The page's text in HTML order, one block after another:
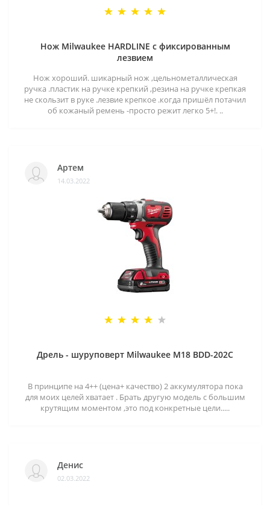
Нож Milwaukee HARDLINE с фиксированным
лезвием
Нож хороший. шикарный нож ,цельнометаллическая
ручка .пластик на ручке крепкий ,резина на ручке крепкая
не скользит в руке .лезвие крепкое .когда пришёл потачил
об кожаный ремень -просто режит легко 5+!. ..
Артем
14.03.2022
Дрель - шуруповерт Milwaukee M18 BDD-202C
В принципе на 4++ (цена+ качество) 2 аккумулятора пока
для моих целей хватает . Брать другую модель с большим
крутящим моментом ,это под конкретные цели.....
Денис
02.03.2022